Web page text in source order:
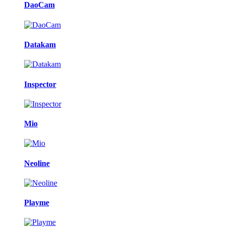
DaoCam
Datakam
Inspector
Mio
Neoline
Playme